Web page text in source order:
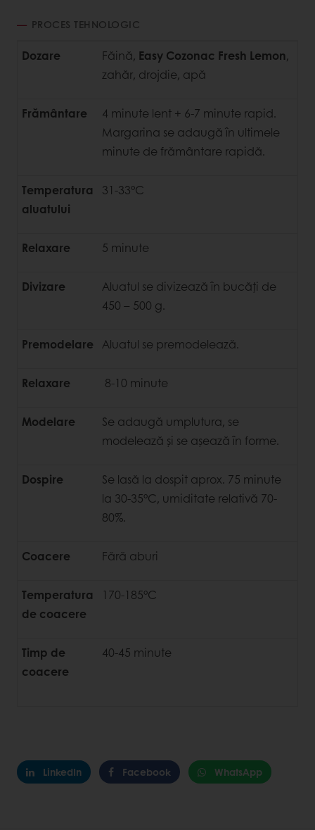
PROCES TEHNOLOGIC
Dozare Făină, Easy Cozonac Fresh Lemon,
zahăr, drojdie, apă
Frământare
4 minute lent + 6-7 minute rapid.
Margarina se adaugă în ultimele
minute de frământare rapidă.
Temperatura
aluatului
31-33°C
Relaxare 5 minute
Divizare
Aluatul se divizează în bucăți de
450 – 500 g.
Premodelare Aluatul se premodelează.
Relaxare 8-10 minute
Modelare
Se adaugă umplutura, se
modelează și se așează în forme.
Dospire
Se lasă la dospit aprox. 75 minute
la 30-35°C, umiditate relativă 70-
80%.
Coacere Fără aburi
Temperatura
de coacere
170-185°C
Timp de
coacere
40-45 minute
LinkedIn Facebook WhatsApp